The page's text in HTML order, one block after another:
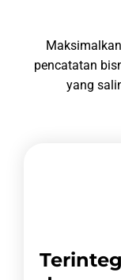
pencatatan
yang